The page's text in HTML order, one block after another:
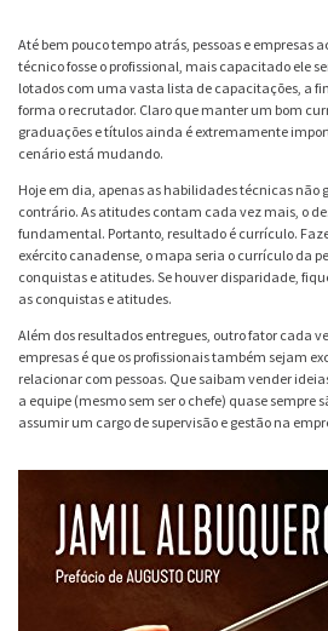
Até bem pouco tempo atrás, pessoas e
técnico fosse o profissional, mais capacitado ele
lotados com uma vasta lista de capacitações, a
forma o recrutador. Claro que manter um bom
graduações e títulos ainda é extremamente
cenário está mudando.
Hoje em dia, apenas as habilidades técnicas não
contrário. As atitudes contam cada vez mais, o
fundamental. Portanto, resultado é currículo.
exército canadense, o mapa seria o currículo da
conquistas e atitudes. Se houver disparidade,
as conquistas e atitudes.
Além dos resultados entregues, outro fator cada
empresas é que os profissionais também sejam
relacionar com pessoas. Que saibam vender
a equipe (mesmo sem ser o chefe) quase sempre
assumir um cargo de supervisão e gestão na